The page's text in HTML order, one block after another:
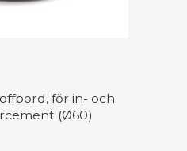
för in- och
(Ø60)